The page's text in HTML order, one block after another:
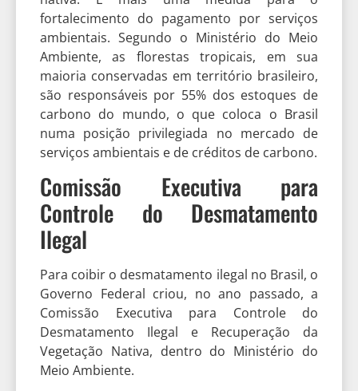
fortalecimento do pagamento por serviços
ambientais. Segundo o Ministério do Meio
Ambiente, as florestas tropicais, em sua
maioria conservadas em território brasileiro,
são responsáveis por 55% dos estoques de
carbono do mundo, o que coloca o Brasil
numa posição privilegiada no mercado de
serviços ambientais e de créditos de carbono.
Comissão Executiva para
Controle do Desmatamento
Ilegal
Para coibir o desmatamento ilegal no Brasil, o
Governo Federal criou, no ano passado, a
Comissão Executiva para Controle do
Desmatamento Ilegal e Recuperação da
Vegetação Nativa, dentro do Ministério do
Meio Ambiente.